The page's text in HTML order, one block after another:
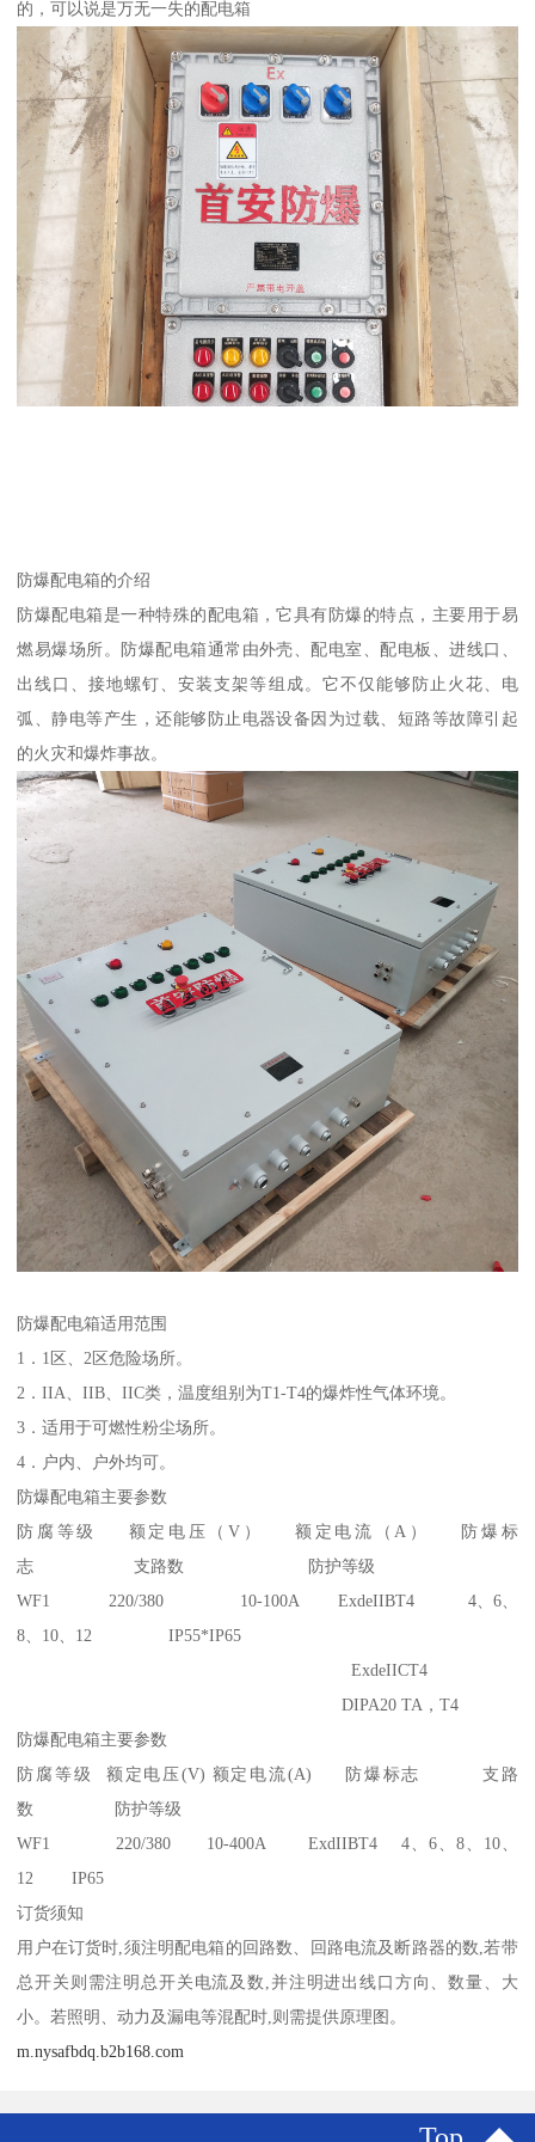
的，可以说是万无一失的配电箱
防爆配电箱的介绍
防爆配电箱是一种特殊的配电箱，它具有防爆的特点，主要用于易
燃易爆场所。防爆配电箱通常由外壳、配电室、配电板、进线口、
出线口、接地螺钉、安装支架等组成。它不仅能够防止火花、电
弧、静电等产生，还能够防止电器设备因为过载、短路等故障引起
的火灾和爆炸事故。
防爆配电箱适用范围
1．1区、2区危险场所。
2．IIA、IIB、IIC类，温度组别为T1-T4的爆炸性气体环境。
3．适用于可燃性粉尘场所。
4．户内、户外均可。
防爆配电箱主要参数
防腐等级 额定电压（V） 额定电流（A） 防爆标
志 支路数 防护等级
WF1 220/380 10-100A ExdeIIBT4 4、6、
8、10、12 IP55*IP65
ExdeIICT4
DIPA20 TA，T4
防爆配电箱主要参数
防腐等级 额定电压(V) 额定电流(A) 防爆标志 支路
数 防护等级
WF1 220/380 10-400A ExdIIBT4 4、6、8、10、
12 IP65
订货须知
用户在订货时,须注明配电箱的回路数、回路电流及断路器的数,若带
总开关则需注明总开关电流及数,并注明进出线口方向、数量、大
小。若照明、动力及漏电等混配时,则需提供原理图。
m.nysafbdq.b2b168.com